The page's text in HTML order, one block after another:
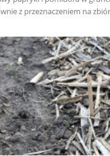
z przeznaczeniem na